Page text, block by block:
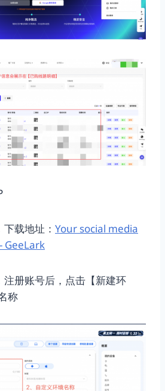
载地址： Your social media
GeeLark
册账号后，点击【新建环
称